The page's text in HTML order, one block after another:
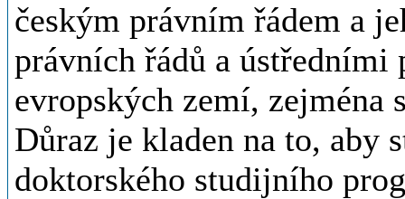
českým právním řádem a
právních řádů a
evropských zemí, zejména
Důraz je kladen na to, aby
doktorského studijního